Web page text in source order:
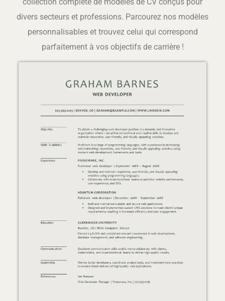
divers secteurs et professions. Parcourez nos modèles
personnalisables et trouvez celui qui correspond
parfaitement à vos objectifs de carrière !